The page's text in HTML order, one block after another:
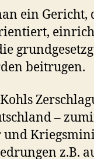
ein Gericht,
beitrugen.
–
z.B.